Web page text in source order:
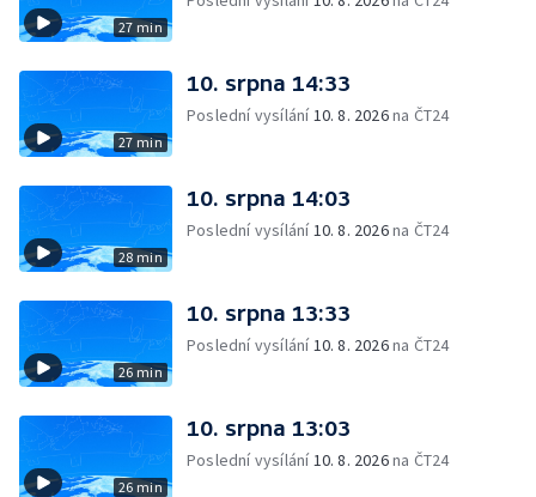
27 min
27 min
10. srpna 14:33
Poslední vysílání10. 8. 2026na ČT24
28 min
10. srpna 14:03
Poslední vysílání10. 8. 2026na ČT24
26 min
10. srpna 13:33
Poslední vysílání10. 8. 2026na ČT24
26 min
10. srpna 13:03
Poslední vysílání10. 8. 2026na ČT24